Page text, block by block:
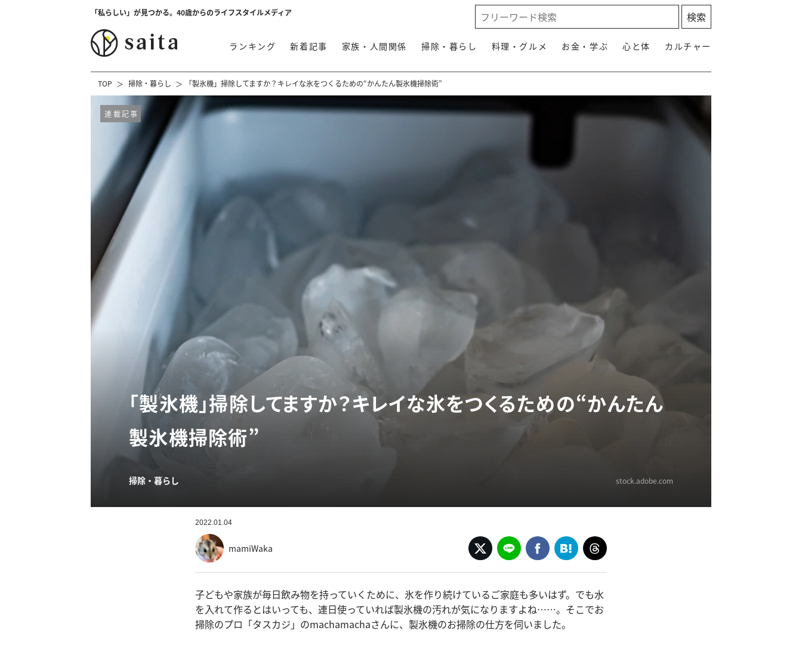
「私らしい」が見つかる。40歳からのライフスタイルメディア
ランキング 新着記事 家族・人間関係 掃除・暮らし 料理・グルメ お金・学ぶ 心と体 カルチャー
TOP 掃除・暮らし 「製氷機」掃除してますか？キレイな氷をつくるための“かんたん製氷機掃除術”
連載記事
「製氷機」掃除してますか？キレイな氷をつくるための“かんたん
製氷機掃除術”
掃除・暮らし stock.adobe.com
2022.01.04
mamiWaka
子どもや家族が毎日飲み物を持っていくために、氷を作り続けているご家庭も多いはず。でも水
を入れて作るとはいっても、連日使っていれば製氷機の汚れが気になりますよね……。そこでお
掃除のプロ「タスカジ」のmachamachaさんに、製氷機のお掃除の仕方を伺いました。